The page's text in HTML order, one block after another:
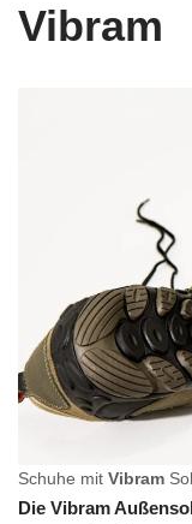
Vibram
Schuhe mit Vibram
Die Vibram